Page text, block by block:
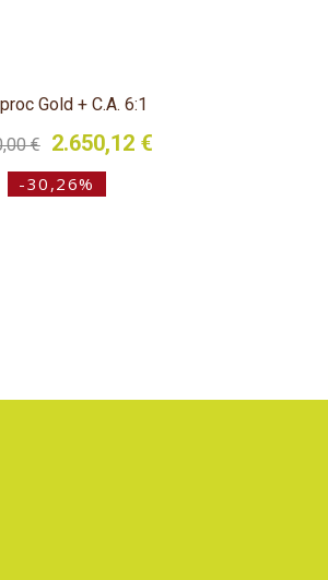
Gold + C.A. 6:1
€ 2.650,12 €
-30,26%